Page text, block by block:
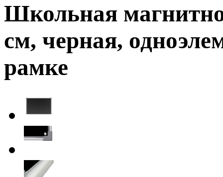
Школьная
см, черная,
рамке